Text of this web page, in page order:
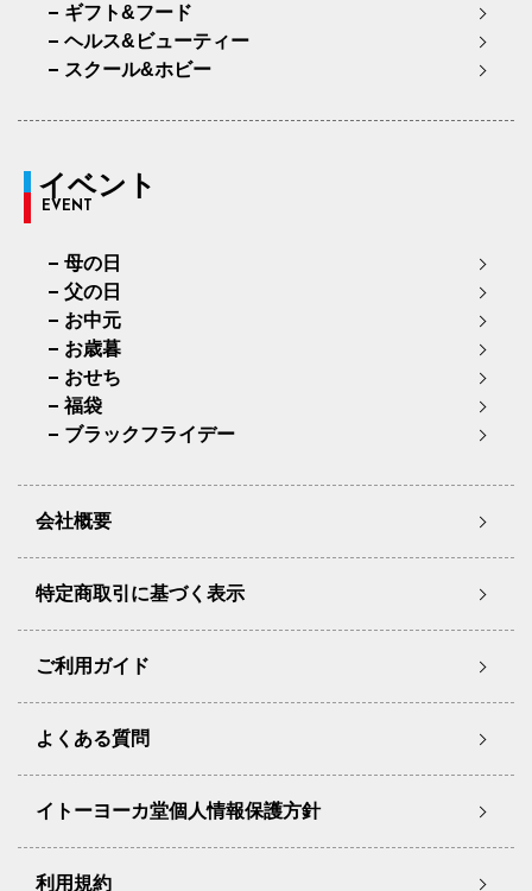
ギフト&フード
ヘルス&ビューティー
スクール&ホビー
イベント
EVENT
母の日
父の日
お中元
お歳暮
おせち
福袋
ブラックフライデー
会社概要
特定商取引に基づく表示
ご利用ガイド
よくある質問
イトーヨーカ堂個人情報保護方針
利用規約